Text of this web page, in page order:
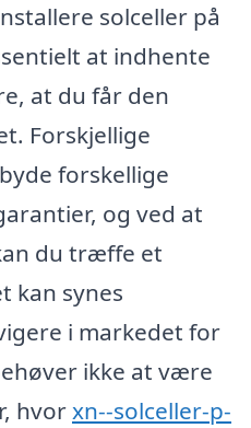
solceller på
at indhente
at du får den
Forskjellige
forskellige
og ved at
du træffe et
kan synes
i markedet for
ikke at være
hvorxn--solceller-p-